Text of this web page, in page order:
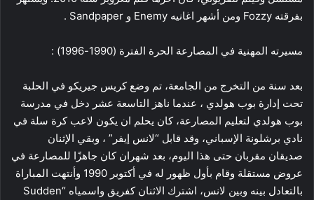
بفرقته Fozzy ومن أشهر اغانيه Enemy و Sandpaper .
مسيرته المهنية في المصارعة الحرة الفترة (1990-1996) :
بعد سنة من التخرج من الجامعة، تم وضع كريس جيريكو في الحلبة
تحت إدارة بوب هولدي ، عندما ناهز التاسعة عشر دخل في مدرسة
بوب هولدي لتعليم المصارعة، كان يحلم ان يكون لاعب كرة سلة في
نادي برشلونة الإسباني، وقد قابل “لانس إيفر” ، وبقي الإثنان
صديقان مقربان حتى هذا اليوم، بعد شهران كان جاهزًا للمصارعة في
عروض مستقلة وقام بأول ظهور له في أكتوبر 1990 وأنتهت المباراة
بالتعادل بينه وبين لانس، اشترك الاثنان كفريق واسمياه “Sudden